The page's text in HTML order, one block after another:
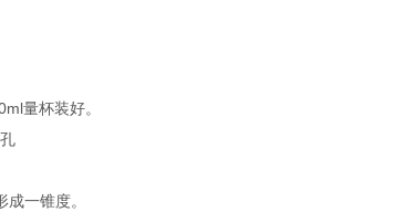
量杯装好。
一锥度。